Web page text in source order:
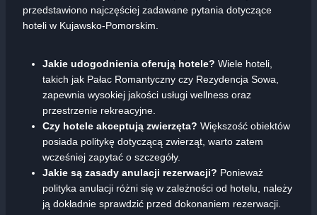
przedstawiono najczęściej zadawane pytania dotyczące
hoteli w Kujawsko-Pomorskim.
Jakie udogodnienia oferują hotele? Wiele hoteli,
takich jak Pałac Romantyczny czy Rezydencja Sowa,
zapewnia wysokiej jakości usługi wellness oraz
przestrzenie rekreacyjne.
Czy hotele akceptują zwierzęta? Większość obiektów
posiada politykę dotyczącą zwierząt, warto zatem
wcześniej zapytać o szczegóły.
Jakie są zasady anulacji rezerwacji? Ponieważ
polityka anulacji różni się w zależności od hotelu, należy
ją dokładnie sprawdzić przed dokonaniem rezerwacji.